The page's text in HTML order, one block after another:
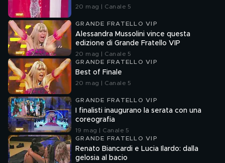
20 mag | Canale 5
GRANDE FRATELLO VIP
Alessandra Mussolini vince questa
edizione di Grande Fratello VIP
20 mag | Canale 5
GRANDE FRATELLO VIP
Best of Finale
20 mag | Canale 5
GRANDE FRATELLO VIP
I finalisti inaugurano la serata con una
coreografia
19 mag | Canale 5
GRANDE FRATELLO VIP
Renato Biancardi e Lucia Ilardo: dalla
gelosia al bacio